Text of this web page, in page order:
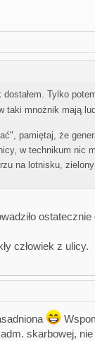
Tylko
taki mnożnik mają
pamiętaj, że
w technikum nic
na lotnisku,
człowiek z ulicy.
skarbowej,